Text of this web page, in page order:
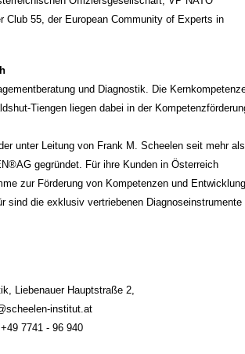
55, der European Community of Experts in
und Diagnostik. Die
Tiengen liegen dabei in der
unter Leitung von Frank M. Scheelen seit mehr als
gegründet. Für ihre Kunden in Österreich
zur Förderung von Kompetenzen und Entwicklung
sind die exklusiv vertriebenen Diagnoseinstrumente
Liebenauer Hauptstraße 2,
institut.at
7741 - 96 940